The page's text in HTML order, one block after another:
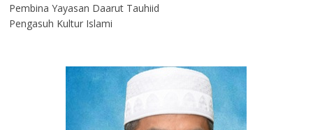
Pembina Yayasan Daarut Tauhiid
Pengasuh Kultur Islami